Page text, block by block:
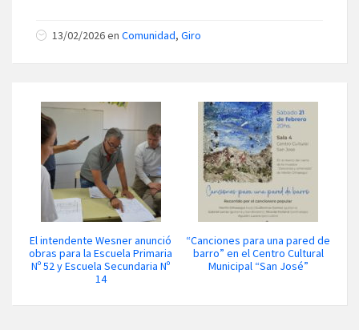
13/02/2026 en Comunidad, Giro
El intendente Wesner anunció
obras para la Escuela Primaria
Nº 52 y Escuela Secundaria Nº
14
“Canciones para una pared de
barro” en el Centro Cultural
Municipal “San José”